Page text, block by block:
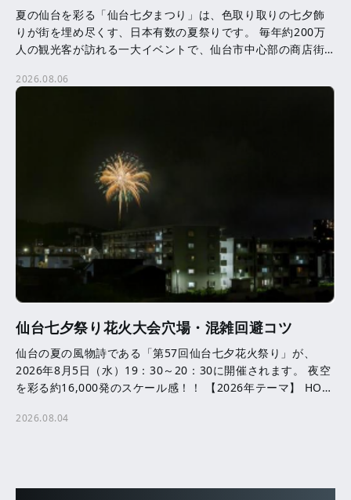
夏の仙台を彩る「仙台七夕まつり」は、色取り取りの七夕飾
りが街を埋め尽くす、日本有数の夏祭りです。 毎年約200万
人の観光客が訪れる一大イベントで、仙台市中心部の商店街
2026.08.06
仙台七夕祭り花火大会穴場・混雑回避コツ
仙台の夏の風物詩である「第57回仙台七夕花火祭り」が、
2026年8月5日（水）19：30～20：30に開催されます。 夜空
を彩る約16,000発のスケール感！！ 【2026年テーマ】 HOPE
2026.08.04